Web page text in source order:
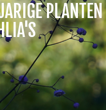
PLANTEN